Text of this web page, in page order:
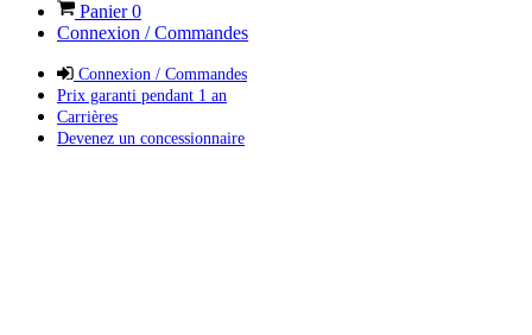
Panier0
Connexion / Commandes
Connexion / Commandes
Prix garanti pendant 1 an
Carrières
Devenez un concessionnaire